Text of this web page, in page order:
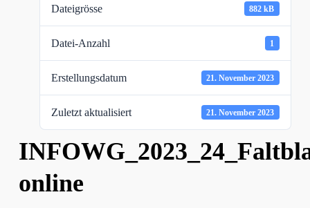
Dateigrösse 882 kB
Datei-Anzahl 1
Erstellungsdatum 21. November 2023
Zuletzt aktualisiert 21. November 2023
online